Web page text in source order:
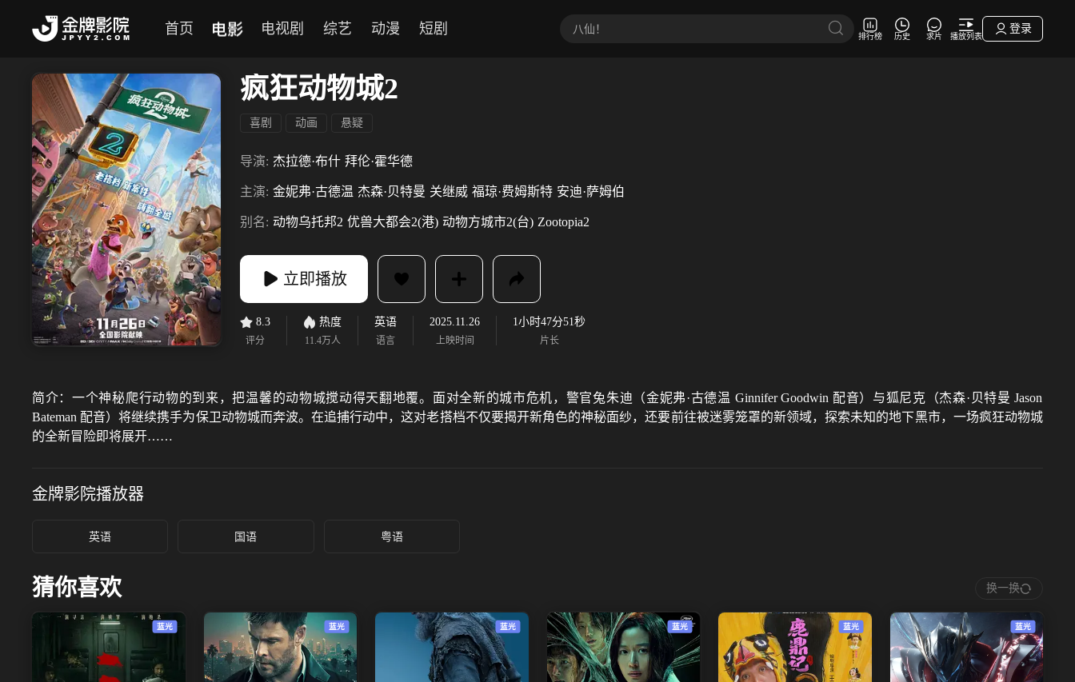
首页 电影 电视剧 综艺 动漫 短剧 排行榜 历史 求片 播放列表
登录
疯狂动物城2
喜剧 动画 悬疑
导演: 杰拉德·布什 拜伦·霍华德
主演: 金妮弗·古德温 杰森·贝特曼 关继威 福琼·费姆斯特 安迪·萨姆伯
别名: 动物乌托邦2 优兽大都会2(港) 动物方城市2(台) Zootopia2
立即播放
8.3
评分
热度
11.4万人
英语
语言
2025.11.26
上映时间
1小时47分51秒
片长
简介：一个神秘爬行动物的到来，把温馨的动物城搅动得天翻地覆。面对全新的城市危机，警官兔朱迪（金妮弗·古德温 Ginnifer Goodwin 配音）与狐尼克（杰森·贝特曼 Jason
Bateman 配音）将继续携手为保卫动物城而奔波。在追捕行动中，这对老搭档不仅要揭开新角色的神秘面纱，还要前往被迷雾笼罩的新领域，探索未知的地下黑市，一场疯狂动物城
的全新冒险即将展开……
金牌影院播放器
英语 国语 粤语
猜你喜欢 换一换
蓝光 蓝光 蓝光 蓝光 蓝光 蓝光